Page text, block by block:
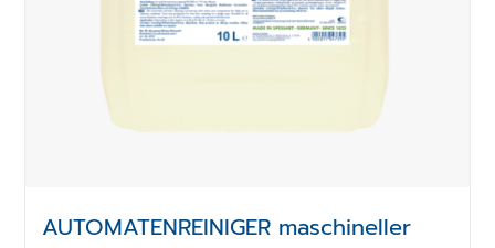
AUTOMATENREINIGER maschineller